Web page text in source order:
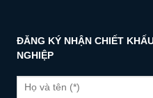
ĐĂNG KÝ NHẬN CHIẾT
NGHIỆP